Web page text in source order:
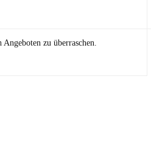
zu überraschen.